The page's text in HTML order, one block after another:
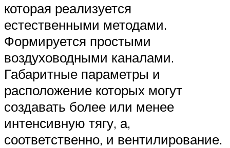
которая реализуется
естественными методами.
Формируется простыми
воздуховодными каналами.
Габаритные параметры и
расположение которых могут
создавать более или менее
интенсивную тягу, а,
соответственно, и вентилирование.